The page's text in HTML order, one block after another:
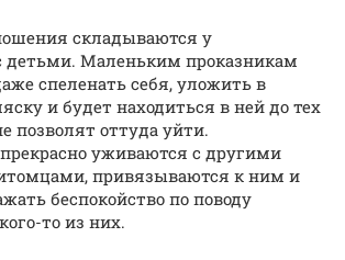
складываются у
детьми. Маленьким проказникам
спеленать себя, уложить в
и будет находиться в ней до тех
позволят оттуда уйти.
уживаются с другими
привязываются к ним и
беспокойство по поводу
то из них.